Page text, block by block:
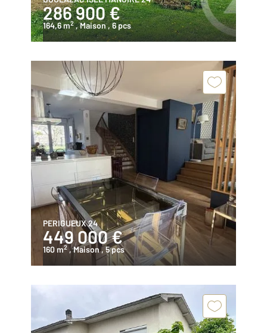
286 900 €
164,6 m2 , Maison, 6 pcs
PERIGUEUX 24
449 000 €
160 m2 , Maison , 5 pcs